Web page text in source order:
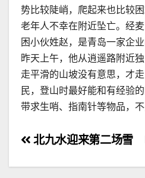
势比较陡峭，爬起来也比较
老年人不幸在附近坠亡。经
困小伙姓赵，是青岛一家企
昨天上午，他从逍遥路附近
走平滑的山坡没有意思，才
民，登山时最好能和有经验
带求生哨、指南针等物品，不
文
章
北九水迎来第二场雪